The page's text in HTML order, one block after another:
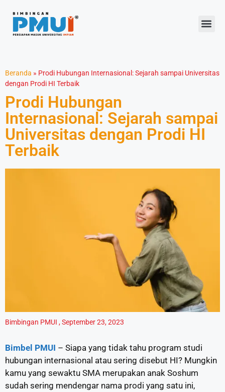
Beranda » Prodi Hubungan Internasional: Sejarah sampai Universitas
dengan Prodi HI Terbaik
Prodi Hubungan
Internasional: Sejarah sampai
Universitas dengan Prodi HI
Terbaik
Bimbingan PMUI ,September 23, 2023
Bimbel PMUI – Siapa yang tidak tahu program studi
hubungan internasional atau sering disebut HI? Mungkin
kamu yang sewaktu SMA merupakan anak Soshum
sudah sering mendengar nama prodi yang satu ini,